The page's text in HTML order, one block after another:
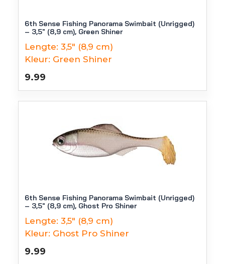
6th Sense Fishing Panorama Swimbait (Unrigged)
– 3,5″ (8,9 cm), Green Shiner
Lengte: 3,5" (8,9 cm)
Kleur: Green Shiner
9.99
6th Sense Fishing Panorama Swimbait (Unrigged)
– 3,5″ (8,9 cm), Ghost Pro Shiner
Lengte: 3,5" (8,9 cm)
Kleur: Ghost Pro Shiner
9.99